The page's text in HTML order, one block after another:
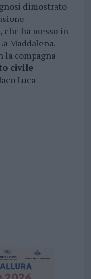
dimostrato
che ha messo in
Maddalena.
la compagna
civile
Luca